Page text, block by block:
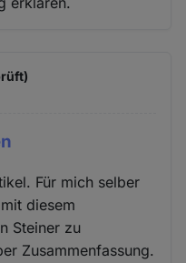
Für mich selber
diesem
Steiner zu
Zusammenfassung.